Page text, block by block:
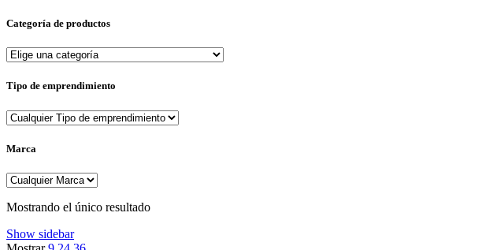
Categoría de productos
Tipo de emprendimiento
Marca
Mostrando el único resultado
Show sidebar